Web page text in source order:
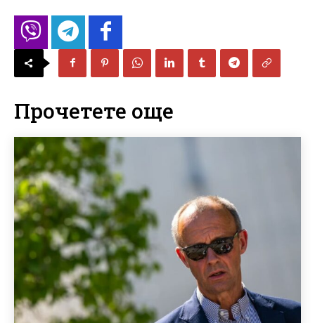
Прочетете още